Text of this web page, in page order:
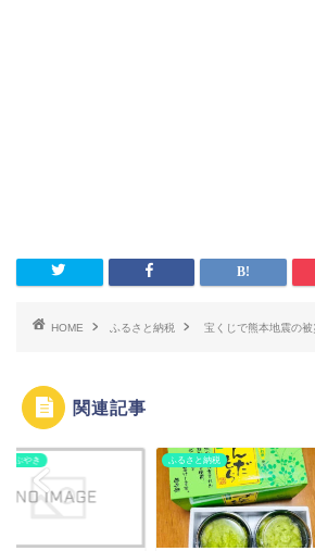
HOME ふるさと納税 宝くじで熊本地震の被
関連記事
つぶやき ふるさと納税